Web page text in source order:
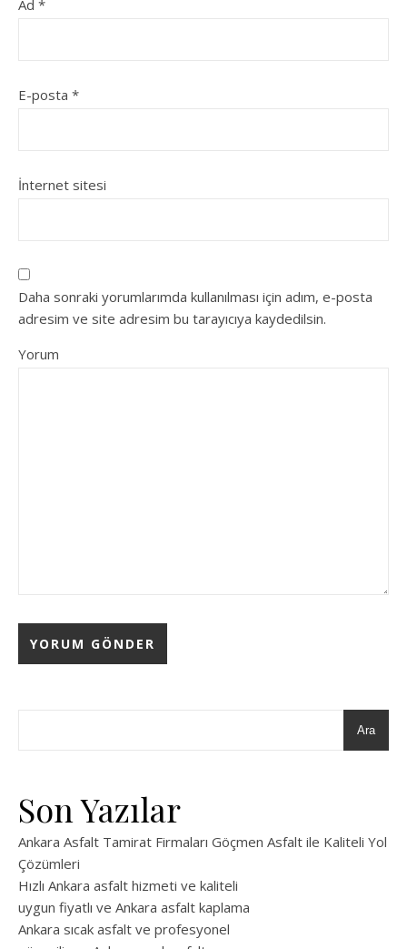
Ad *
E-posta *
İnternet sitesi
Daha sonraki yorumlarımda kullanılması için adım, e-posta
adresim ve site adresim bu tarayıcıya kaydedilsin.
Yorum
Ara
Son Yazılar
Ankara Asfalt Tamirat Firmaları Göçmen Asfalt ile Kaliteli Yol
Çözümleri
Hızlı Ankara asfalt hizmeti ve kaliteli
uygun fiyatlı ve Ankara asfalt kaplama
Ankara sıcak asfalt ve profesyonel